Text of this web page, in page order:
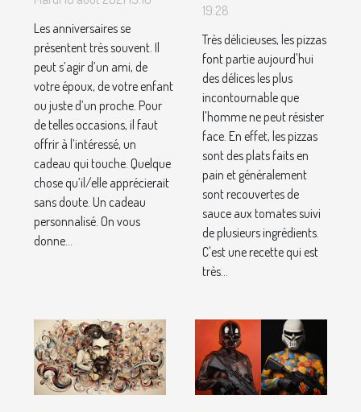
offrir pour
un
anniversaire
Les anniversaires se
présentent très souvent. Il
peut s’agir d’un ami, de
votre époux, de votre enfant
ou juste d’un proche. Pour
de telles occasions, il faut
offrir à l’intéressé, un
cadeau qui touche. Quelque
chose qu’il/elle apprécierait
sans doute. Un cadeau
personnalisé. On vous
donne...
sans
perdre de
temps ?
19:28
Très délicieuses, les pizzas
font partie aujourd'hui
des délices les plus
incontournable que
l'homme ne peut résister
face. En effet, les pizzas
sont des plats faits en
pain et généralement
sont recouvertes de
sauce aux tomates suivi
de plusieurs ingrédients.
C'est une recette qui est
très...